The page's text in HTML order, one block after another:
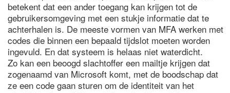
betekent dat een ander toegang kan krijgen tot de
gebruikersomgeving met een stukje informatie dat te
achterhalen is. De meeste vormen van MFA werken met
codes die binnen een bepaald tijdslot moeten worden
ingevuld. En dat systeem is helaas niet waterdicht.
Zo kan een beoogd slachtoffer een mailtje krijgen dat
zogenaamd van Microsoft komt, met de boodschap dat
ze een code gaan sturen om de identiteit van het